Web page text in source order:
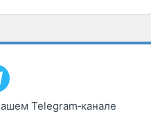
Telegram‑канале